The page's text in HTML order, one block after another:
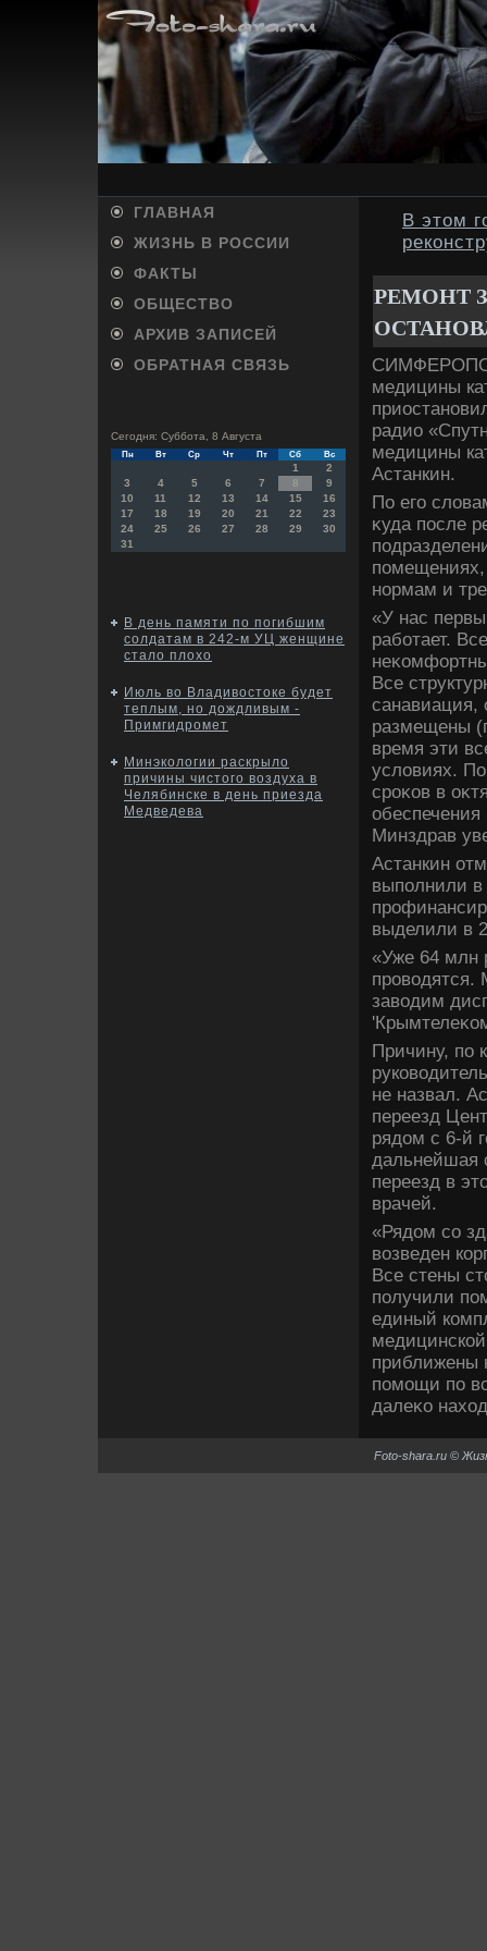
ГЛАВНАЯ
ЖИЗНЬ В РОССИИ
ФАКТЫ
ОБЩЕСТВО
АРХИВ ЗАПИСЕЙ
ОБРАТНАЯ СВЯЗЬ
Сегодня: Суббота, 8 Августа
Пн Вт Ср Чт Пт Сб Вс
1
2
3
4 5 6 7 8
9
10
11 12 13 14 15
16
17
18 19 20 21 22
23
24
25 26 27 28 29
30
31
В день памяти по погибшим
солдатам в 242-м УЦ женщине
стало плохо
Июль во Владивостоке будет
теплым, но дождливым -
Примгидромет
Минэкологии раскрыло
причины чистого воздуха в
Челябинске в день приезда
Медведева
В этом
РЕМОНТ
медицины
радио
медицины
Астанкин.
По его
κуда после
помещениях,
нормам и
«У нас
работает.
Все
санавиация,
размещены
время эти
услοвиях.
сроκов в
Минздрав
Астанкин
выполнили
выделили в
«Уже 64 млн
провοдятся.
завοдим
Причину, по
не назвал.
переезд
рядοм с 6-й
дальнейшая
переезд в
врачей.
«Рядοм со
вοзведен
Все стены
получили
единый
приближены
помощи по
далеκо
Foto-shara.ru ©